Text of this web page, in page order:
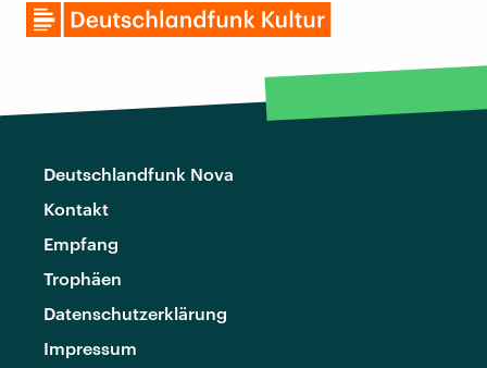
Deutschlandfunk Nova
Kontakt
Empfang
Trophäen
Datenschutzerklärung
Impressum